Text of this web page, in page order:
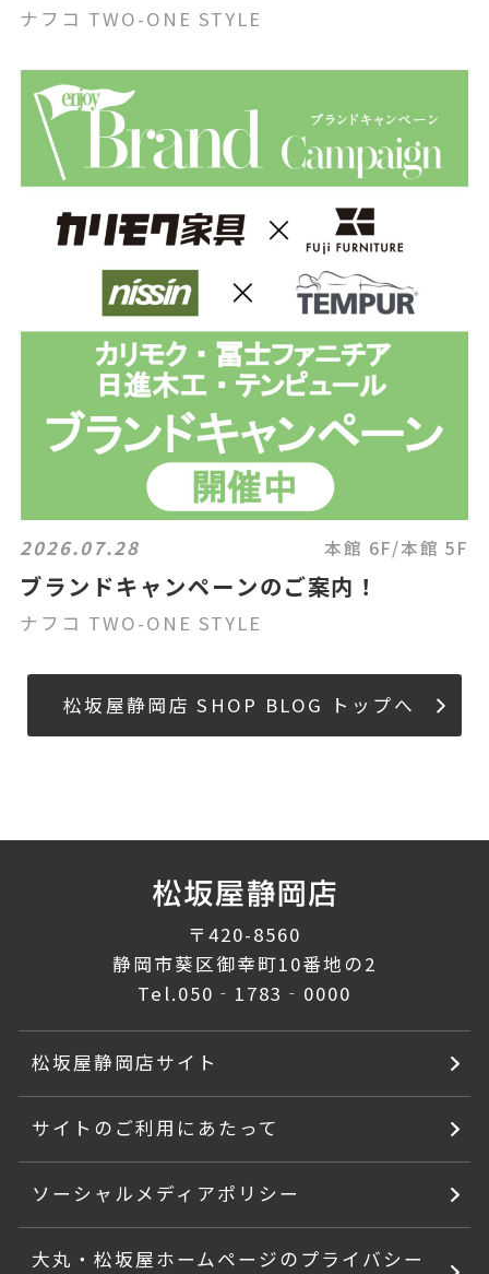
ナフコ TWO-ONE STYLE
2026.07.28 本館 6F/本館 5F
ブランドキャンペーンのご案内！
ナフコ TWO-ONE STYLE
松坂屋静岡店 SHOP BLOG トップへ
〒420-8560
静岡市葵区御幸町10番地の2
Tel.050‐1783‐0000
松坂屋静岡店サイト
サイトのご利用にあたって
ソーシャルメディアポリシー
大丸・松坂屋ホームページのプライバシー